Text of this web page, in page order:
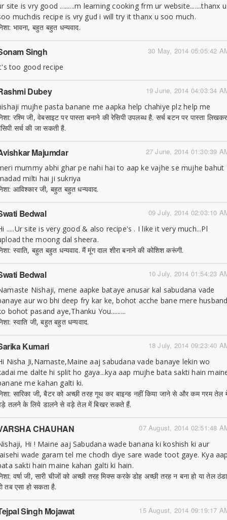
site is vry good .........m learning cooking frm ur website.......thanx u
muchdis recipe is vry gud i will try it thanx u soo much.
भावना, बहुत बहुत धन्यवाद.
30 May, 2014 05:05:42
Singh
too good recipe
19 June, 2014 04:03:34
Dubey
mujhe pasta banane me aapka help chahiye plz help me
रश्मि जी, वेबसाइट पर पास्ता बनाने की रेसिपी उपलब्ध है. सर्च बटन पर पास्ता लिखकर
सर्च की जा सकती है.
27 June, 2014 01:30:39
Majumdar
mummy abhi ghar pe nahi hai to aap ke vajhe se mujhe bahut
milti hai ji sukriya
आविश्कार जी, बहुत बहुत धन्यवाद.
09 July, 2014 02:03:10
Bedwal
.....Ur site is very good & also recipe's . I like it very much...Pl
the moong dal sheera.
स्वाति, बहुत बहुत धन्यवाद. मैं मूंग दाल शीरा बनाने की कोशिश करूंगी.
10 July, 2014 01:54:23
Bedwal
Nishaji, mene aapke bataye anusar kal sabudana vade
aur wo bhi deep fry kar ke, bohot acche bane mere
bohot pasand aye,Thanku You.........
स्वाति जी, बहुत बहुत धन्यवाद.
18 July, 2014 09:23:40
Kumari
Nisha Ji,Namaste,Maine aaj sabudana vade banaye lekin wo
me dalte hi split ho gaya...kya aap mujhe bata sakti hain
me kahan galti ki.
सारिका जी, बैटर को अच्छी तरह गूथ कर बाइन्ड नहीं किया जाने से और कम गरम तेल
तलने के लिये डालने से वड़े तेल में बिखर सकते हैं.
07 August, 2014 02:51:48
CHAUHAN
Hi ! Maine aaj Sabudana wade banana ki koshish ki aur
wade garam tel me chodh diye sare wade toot gaye. Kya
sakti hain maine kahan galti ki hain.
वर्षा जी, सारी चीजों को अच्छी तरह मिक्स करके डोह अच्छी तरह न बना हो या तेल ठंडा
तब एसा हो सकता है.
15 August, 2014 09:19:17
Singh Mojawat